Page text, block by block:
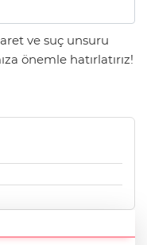
ve suç unsuru
önemle hatırlatırız!